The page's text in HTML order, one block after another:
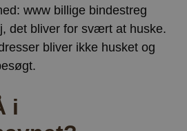
www billige bindestreg
det bliver for svært at huske.
bliver ikke husket og
i